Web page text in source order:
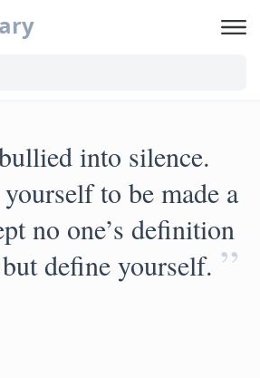
into silence.
to be made a
no one’s definition
define yourself. ”